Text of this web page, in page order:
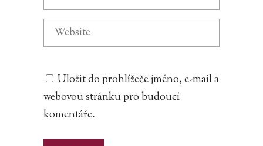
Uložit do prohlížeče jméno, e-mail a
webovou stránku pro budoucí
komentáře.